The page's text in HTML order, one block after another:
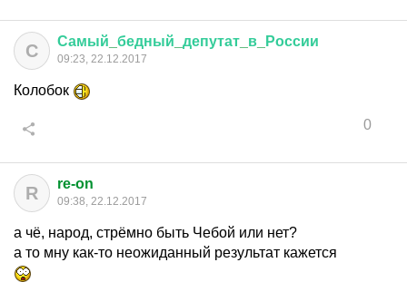
С Самый бедный депутат в России
09:23, 22.12.2017
Колобок
0
R re-on
09:38, 22.12.2017
а чё, народ, стрёмно быть Чебой или нет?
а то мну как-то неожиданный результат кажется